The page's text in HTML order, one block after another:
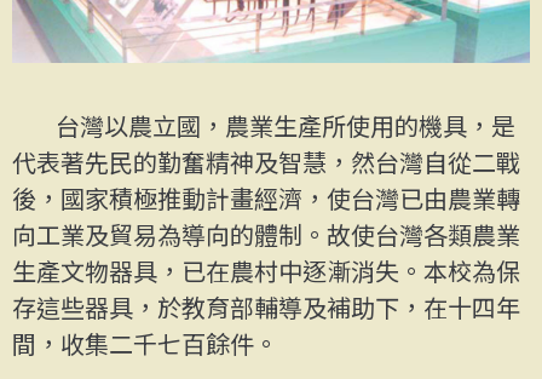
台灣以農立國，農業生產所使用的機具，是
代表著先民的勤奮精神及智慧，然台灣自從二戰
後，國家積極推動計畫經濟，使台灣已由農業轉
向工業及貿易為導向的體制。故使台灣各類農業
生產文物器具，已在農村中逐漸消失。本校為保
存這些器具，於教育部輔導及補助下，在十四年
間，收集二千七百餘件。